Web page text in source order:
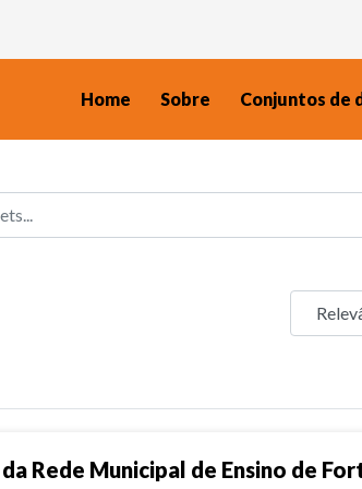
Home Sobre Conjuntos de
Rede Municipal de Ensino de